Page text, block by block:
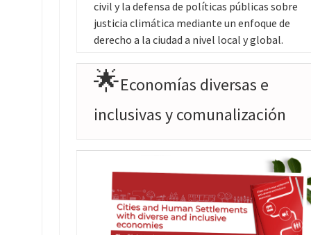
civil y la defensa de políticas públicas sobre
justicia climática mediante un enfoque de
derecho a la ciudad a nivel local y global.
🌟Economías diversas e
inclusivas y comunalización